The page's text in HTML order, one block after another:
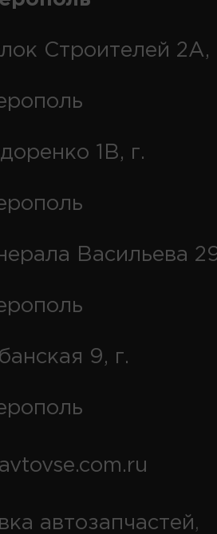
Строителей 2А,
1В, г.
Васильева
9, г.
автозапчастей,